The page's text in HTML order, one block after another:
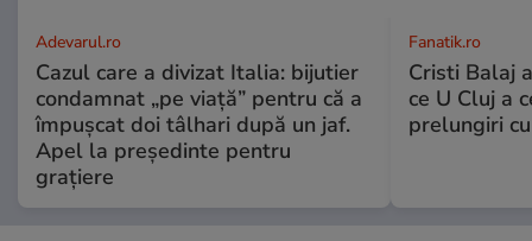
Adevarul.ro
Cazul care a divizat Italia: bijutier
condamnat „pe viață” pentru că a
împușcat doi tâlhari după un jaf.
Apel la președinte pentru
graţiere
Fanatik.ro
Cristi Balaj
ce U Cluj a
prelungiri